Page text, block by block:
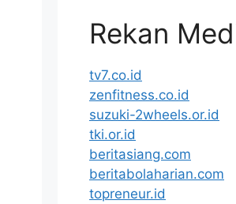
Rekan
tv7.co.id
zenfitness.co.id
suzuki-2wheels.or.id
tki.or.id
beritasiang.com
beritabolaharian.com
topreneur.id